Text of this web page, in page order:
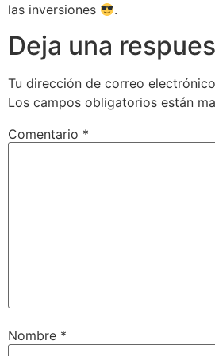
las inversiones
.
Deja una
Tu dirección de correo
Los campos obligatorios están
Comentario *
Nombre *